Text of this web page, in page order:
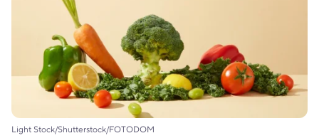
Light Stock/Shutterstock/FOTODOM